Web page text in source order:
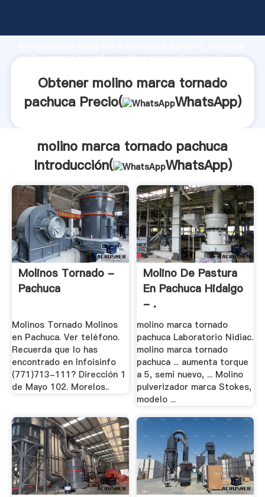
fuerte capacidad de producción, fuerza de
molino marca tornado pachuca proveedor crea el
Obtener molino marca tornado
pachuca Precio(
WhatsApp)
molino marca tornado pachuca
Introducción(
WhatsApp)
Molinos Tornado -
Pachuca
Molinos Tornado Molinos
en Pachuca. Ver teléfono.
Recuerda que lo has
encontrado en Infoisinfo
(771)713-111? Dirección 1
de Mayo 102. Morelos..
Molino De Pastura
En Pachuca Hidalgo
- .
molino marca tornado
pachuca Laboratorio Nidiac.
molino marca tornado
pachuca ... aumenta torque
a 5, semi nuevo, ... Molino
pulverizador marca Stokes,
modelo ...